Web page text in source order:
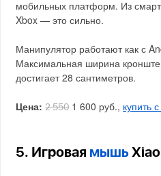
мобильных платформ. Из
Xbox — это сильно.
Манипулятор работают как с
Максимальная ширина
достигает 28 сантиметров.
Цена: 2 5501 600 руб., купить
5. Игровая мышь